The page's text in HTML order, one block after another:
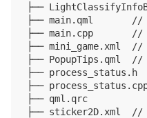
├──
├── main.qml
├── main.cpp       //
├── mini_game.xml  //
├── PopupTips.qml  //
├── process_status.h
├──
├── qml.qrc
├── sticker2D.xml